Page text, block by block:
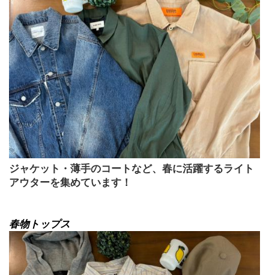
ジャケット・薄手のコートなど、春に活躍するライト
アウターを集めています！
春物トップス